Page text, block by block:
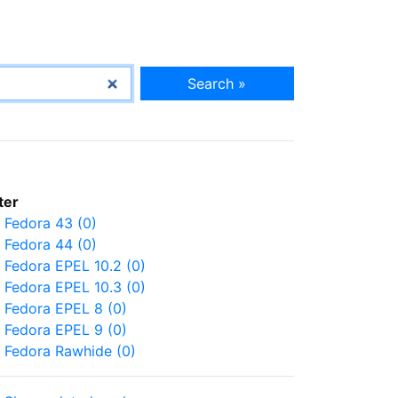
Search »
Fedora 43 (0)
Fedora 44 (0)
Fedora EPEL 10.2 (0)
Fedora EPEL 10.3 (0)
Fedora EPEL 8 (0)
Fedora EPEL 9 (0)
Fedora Rawhide (0)